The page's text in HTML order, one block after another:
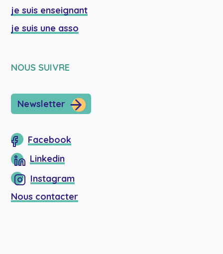
je suis enseignant
je suis une asso
NOUS SUIVRE
Newsletter
Facebook
Linkedin
Instagram
Nous contacter